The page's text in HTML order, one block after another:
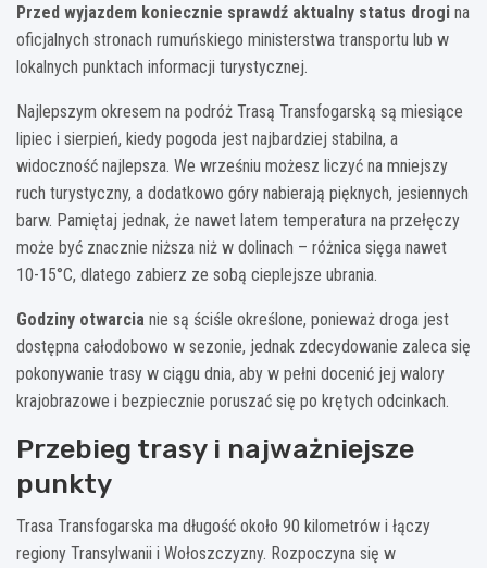
Przed wyjazdem koniecznie sprawdź aktualny status drogi na
oficjalnych stronach rumuńskiego ministerstwa transportu lub w
lokalnych punktach informacji turystycznej.
Najlepszym okresem na podróż Trasą Transfogarską są miesiące
lipiec i sierpień, kiedy pogoda jest najbardziej stabilna, a
widoczność najlepsza. We wrześniu możesz liczyć na mniejszy
ruch turystyczny, a dodatkowo góry nabierają pięknych, jesiennych
barw. Pamiętaj jednak, że nawet latem temperatura na przełęczy
może być znacznie niższa niż w dolinach – różnica sięga nawet
10-15°C, dlatego zabierz ze sobą cieplejsze ubrania.
Godziny otwarcia nie są ściśle określone, ponieważ droga jest
dostępna całodobowo w sezonie, jednak zdecydowanie zaleca się
pokonywanie trasy w ciągu dnia, aby w pełni docenić jej walory
krajobrazowe i bezpiecznie poruszać się po krętych odcinkach.
Przebieg trasy i najważniejsze
punkty
Trasa Transfogarska ma długość około 90 kilometrów i łączy
regiony Transylwanii i Wołoszczyzny. Rozpoczyna się w